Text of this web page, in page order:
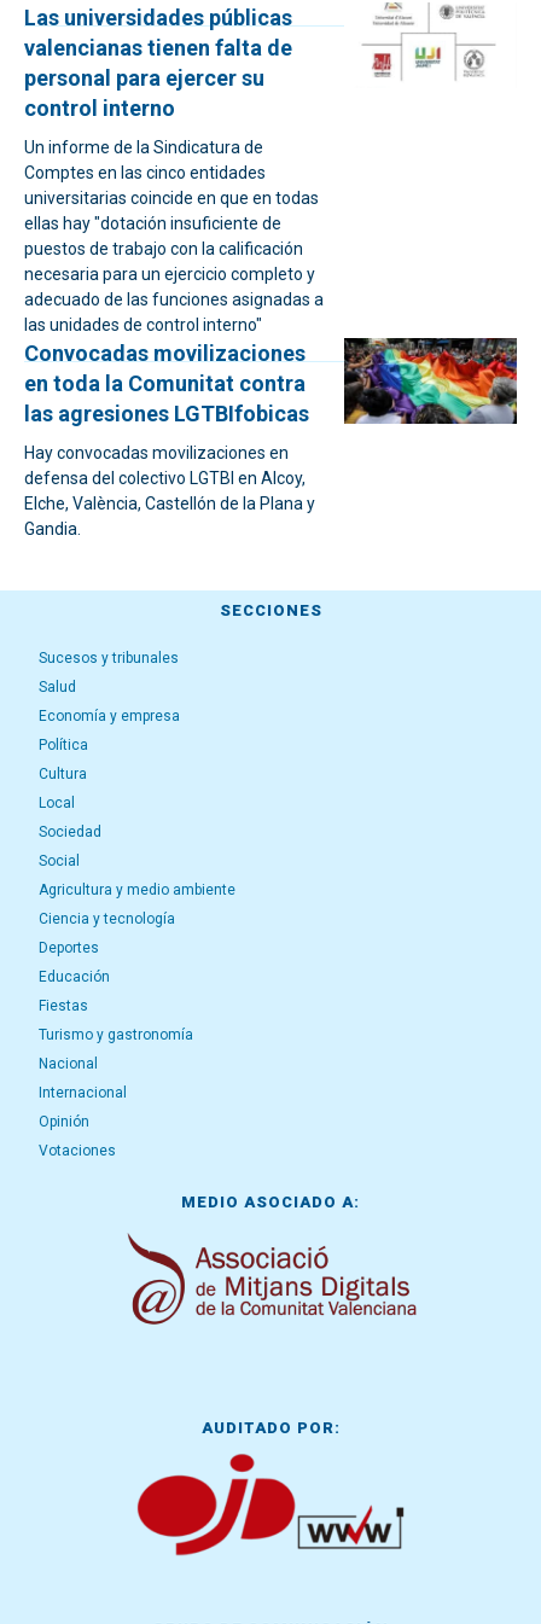
Las universidades públicas
valencianas tienen falta de
personal para ejercer su
control interno
Un informe de la Sindicatura de
Comptes en las cinco entidades
universitarias coincide en que en todas
ellas hay "dotación insuficiente de
puestos de trabajo con la calificación
necesaria para un ejercicio completo y
adecuado de las funciones asignadas a
las unidades de control interno"
Convocadas movilizaciones
en toda la Comunitat contra
las agresiones LGTBIfobicas
Hay convocadas movilizaciones en
defensa del colectivo LGTBI en Alcoy,
Elche, València, Castellón de la Plana y
Gandia.
SECCIONES
Sucesos y tribunales
Salud
Economía y empresa
Política
Cultura
Local
Sociedad
Social
Agricultura y medio ambiente
Ciencia y tecnología
Deportes
Educación
Fiestas
Turismo y gastronomía
Nacional
Internacional
Opinión
Votaciones
MEDIO ASOCIADO A:
AUDITADO POR: